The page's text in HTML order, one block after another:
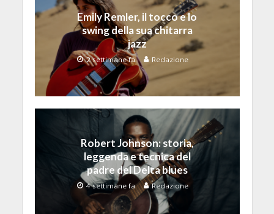
Emily Remler, il tocco e lo
swing della sua chitarra
jazz
2 settimane fa Redazione
Robert Johnson: storia,
leggenda e tecnica del
padre del Delta blues
4 settimane fa Redazione